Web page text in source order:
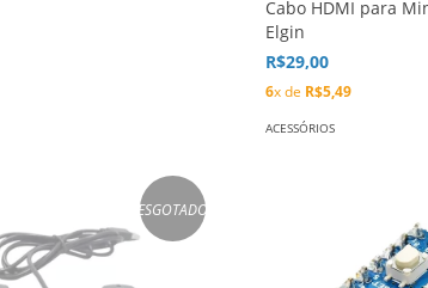
Cabo HDMI para
Elgin
R$29,00
6x de R$5,49
ACESSÓRIOS
ESGOTADO